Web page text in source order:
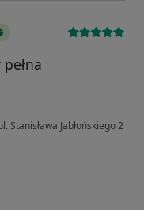
Stanisława Jabłońskiego 2